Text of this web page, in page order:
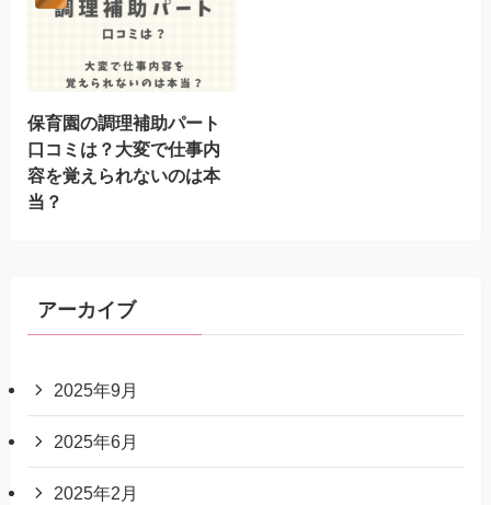
保育園の調理補助パート
口コミは？大変で仕事内
容を覚えられないのは本
当？
アーカイブ
2025年9月
2025年6月
2025年2月